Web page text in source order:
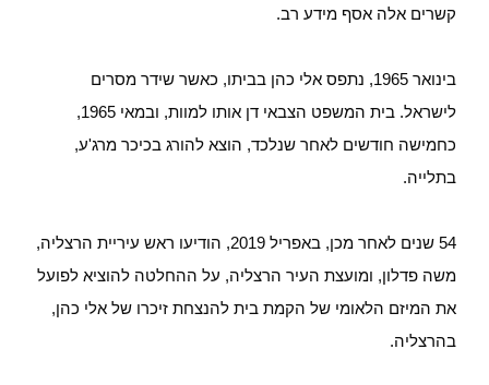
קשרים אלה אסף מידע רב.
בינואר 1965, נתפס אלי כהן בביתו, כאשר שידר מסרים
לישראל. בית המשפט הצבאי דן אותו למוות, ובמאי 1965,
כחמישה חודשים לאחר שנלכד, הוצא להורג בכיכר מרג'ע,
בתלייה.
54 שנים לאחר מכן, באפריל 2019, הודיעו ראש עיריית הרצליה,
משה פדלון, ומועצת העיר הרצליה, על ההחלטה להוציא לפועל
את המיזם הלאומי של הקמת בית להנצחת זיכרו של אלי כהן,
בהרצליה.